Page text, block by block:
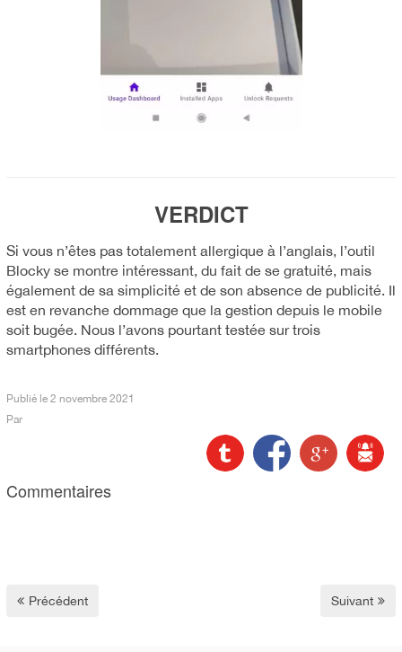
VERDICT
Si vous n’êtes pas totalement allergique à l’anglais, l’outil
Blocky se montre intéressant, du fait de se gratuité, mais
également de sa simplicité et de son absence de publicité. Il
est en revanche dommage que la gestion depuis le mobile
soit bugée. Nous l’avons pourtant testée sur trois
smartphones différents.
Publié le 2 novembre 2021
Par
Commentaires
Précédent Suivant